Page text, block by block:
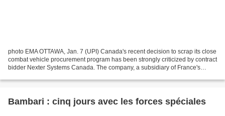
photo EMA OTTAWA, Jan. 7 (UPI) Canada's recent decision to scrap its close
combat vehicle procurement program has been strongly criticized by contract
bidder Nexter Systems Canada. The company, a subsidiary of France's
Bambari : cinq jours avec les forces spéciales